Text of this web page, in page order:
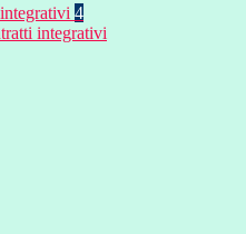
4
integrativi